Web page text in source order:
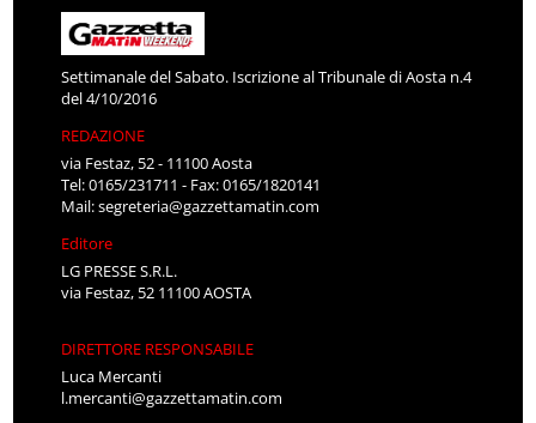
Settimanale del Sabato. Iscrizione al Tribunale di Aosta n.4
del 4/10/2016
REDAZIONE
via Festaz, 52 - 11100 Aosta
Tel: 0165/231711 - Fax: 0165/1820141
Mail:segreteria@gazzettamatin.com
Editore
LG PRESSE S.R.L.
via Festaz, 52 11100 AOSTA
DIRETTORE RESPONSABILE
Luca Mercanti
l.mercanti@gazzettamatin.com